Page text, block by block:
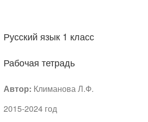
Русский язык 1 класс
Рабочая тетрадь
Автор: Климанова Л.Ф.
2015-2024 год